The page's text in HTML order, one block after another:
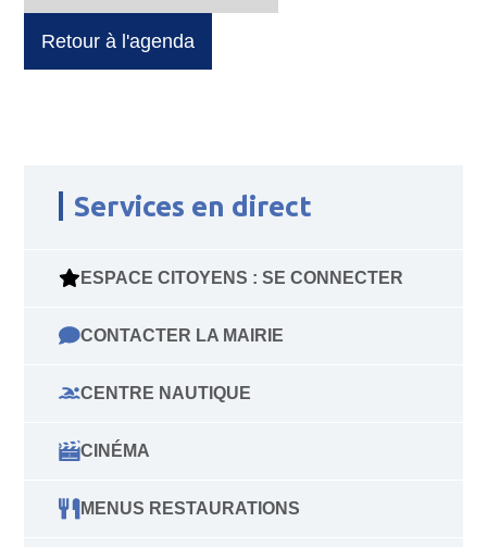
Retour à l'agenda
Services en direct
ESPACE CITOYENS : SE CONNECTER
CONTACTER LA MAIRIE
CENTRE NAUTIQUE
CINÉMA
MENUS RESTAURATIONS